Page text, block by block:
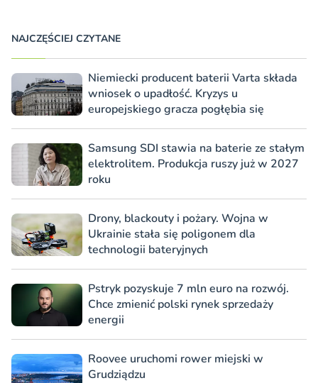
NAJCZĘŚCIEJ CZYTANE
Niemiecki producent baterii Varta składa
wniosek o upadłość. Kryzys u
europejskiego gracza pogłębia się
Samsung SDI stawia na baterie ze stałym
elektrolitem. Produkcja ruszy już w 2027
roku
Drony, blackouty i pożary. Wojna w
Ukrainie stała się poligonem dla
technologii bateryjnych
Pstryk pozyskuje 7 mln euro na rozwój.
Chce zmienić polski rynek sprzedaży
energii
Roovee uruchomi rower miejski w
Grudziądzu